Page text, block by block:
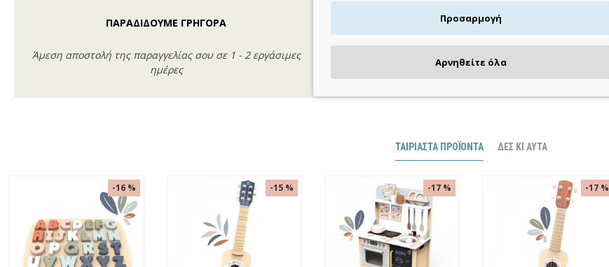
ΠΑΡΑΔΙΔΟΥΜΕ ΓΡΗΓΟΡΑ
Άμεση αποστολή της παραγγελίας σου σε 1 - 2 εργάσιμες
ημέρες
Πιστωτική/χρεωστική κάρτα, αντικαταβολή ή κατάθεση
ΤΑΙΡΙΑΣΤΆ ΠΡΟΪΌΝΤΑ ΔΕΣ ΚΙ ΑΥΤΆ
-16 % -15 % -16 % -15 %
Προσαρμογή
Αρνηθείτε όλα